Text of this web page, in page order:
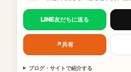
LINE友だちに送る
↗共有
ブログ・サイトで紹介する